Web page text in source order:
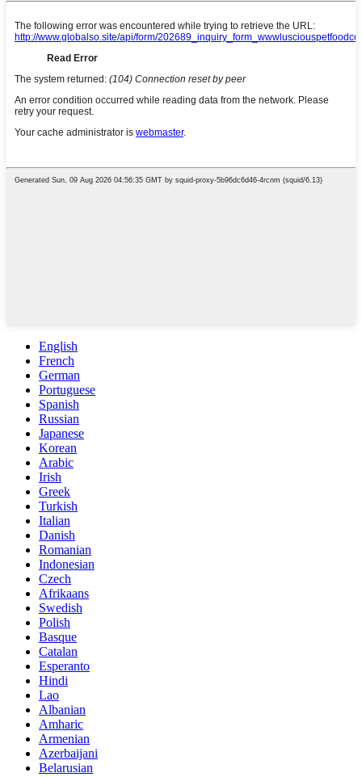
English
French
German
Portuguese
Spanish
Russian
Japanese
Korean
Arabic
Irish
Greek
Turkish
Italian
Danish
Romanian
Indonesian
Czech
Afrikaans
Swedish
Polish
Basque
Catalan
Esperanto
Hindi
Lao
Albanian
Amharic
Armenian
Azerbaijani
Belarusian